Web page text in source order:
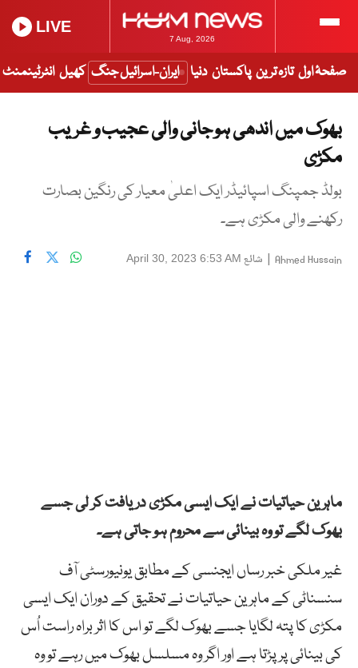
7 Aug, 2026
LIVE
صفحۂ اول تازہ ترین پاکستان دنیا ایران-اسرائیل جنگ کھیل انٹرٹینمنٹ
بھوک میں اندھی ہو جانی والی عجیب و غریب
مکڑی
بولڈ جمپنگ اسپائیڈر ایک اعلیٰ معیار کی رنگین بصارت
رکھنے والی مکڑی ہے۔
Ahmed Hussain
| شائع April 30, 2023 6:53 AM
ماہرین حیاتیات نے ایک ایسی مکڑی دریافت کر لی جسے
بھوک لگے تو وہ بینائی سے محروم ہو جاتی ہے۔
غیر ملکی خبر رساں ایجنسی کے مطابق یونیورسٹی آف
سنسناٹی کے ماہرین حیاتیات نے تحقیق کے دوران ایک ایسی
مکڑی کا پتہ لگایا جسے بھوک لگے تو اس کا اثر براہ راست اُس
کی بینائی پر پڑتا ہے اور اگر وہ مسلسل بھوک میں رہے تو وہ